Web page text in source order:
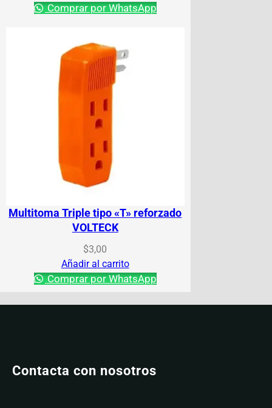
Comprar por WhatsApp
Multitoma Triple tipo «T» reforzado
VOLTECK
$3,00
Añadir al carrito
Comprar por WhatsApp
Contacta con nosotros